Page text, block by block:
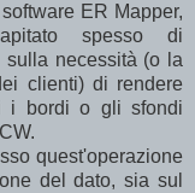
ER Mapper,
spesso di
sulla necessità (o la
clienti) di rendere
i bordi o gli sfondi
quest'operazione
del dato, sia sul